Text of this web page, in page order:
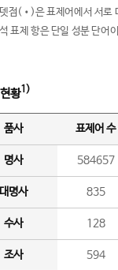
점(•)은 표제어에서 서로
표제 항은 단일 성분 단어
황1)
품사 표제어 수
명사 584657
명사 835
수사 128
조사 594